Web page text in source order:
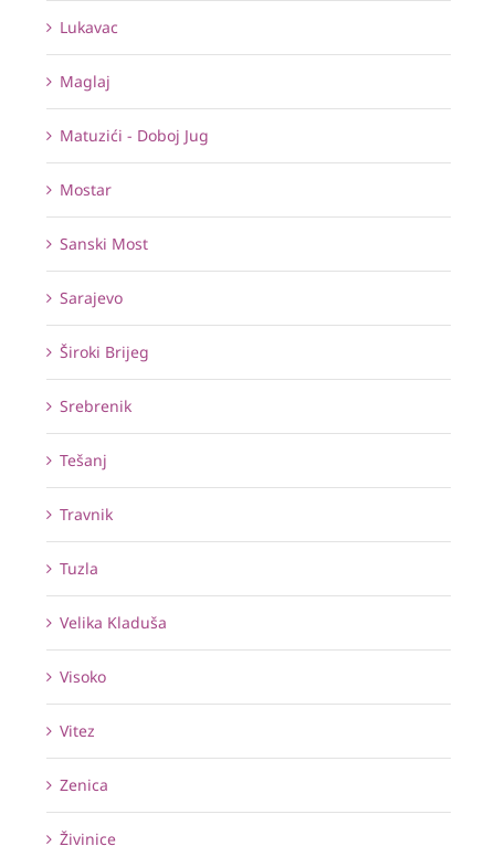
Lukavac
Maglaj
Matuzići - Doboj Jug
Mostar
Sanski Most
Sarajevo
Široki Brijeg
Srebrenik
Tešanj
Travnik
Tuzla
Velika Kladuša
Visoko
Vitez
Zenica
Živinice